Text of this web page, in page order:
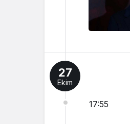
27
Ekim
17:55